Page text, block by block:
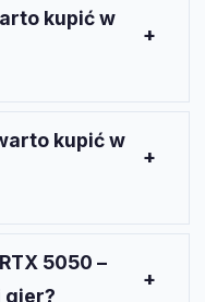
kupić w
się nieużywalny.
kupić w
5050 –
gier?